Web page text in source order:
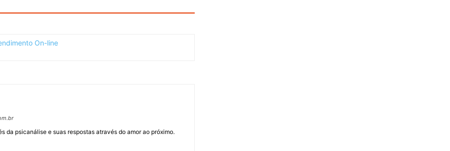
da psicanálise e suas respostas através do amor ao próximo.